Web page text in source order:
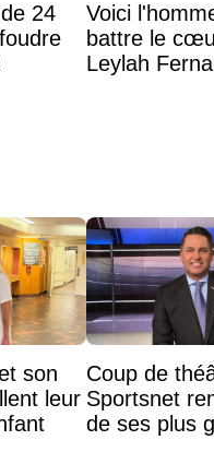
24
Voici
battre le
Leylah
son
leur
Coup de
Sportsnet
de ses plus